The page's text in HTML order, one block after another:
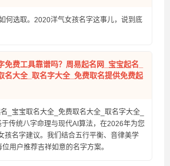
何选取。2020洋气女孩名字这事儿，说到底
免费工具靠谱吗？周易起名网_宝宝起名_
名大全_取名字大全_免费取名提供免费起
_宝宝取名大全_免费取名大全_取名字大全_
传统八字命理与现代AI算法，在2026年为您
孩名字建议。我们结合五行平衡、音律美学
用户推荐吉祥如意的名字方案。